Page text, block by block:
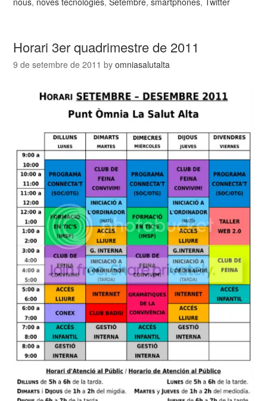
Horari 3er quadrimestre de 2011
9 de setembre de 2011 byomniasalutalta